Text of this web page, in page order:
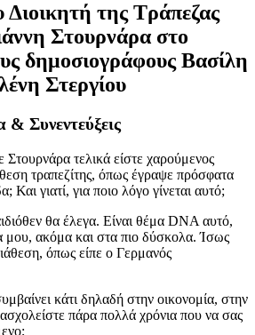
Διοικητή της Τράπεζας
Στουρνάρα στο
δημοσιογράφους Βασίλη
Στεργίου
Συνεντεύξεις
Στουρνάρα τελικά είστε χαρούμενος
τραπεζίτης, όπως έγραψε πρόσφατα
Και γιατί, για ποιο λόγο γίνεται αυτό;
θα έλεγα. Είναι θέμα DNA αυτό,
μου, ακόμα και στα πιο δύσκολα. Ίσως
όπως είπε ο Γερμανός
κάτι δηλαδή στην οικονομία, στην
πάρα πολλά χρόνια που να σας